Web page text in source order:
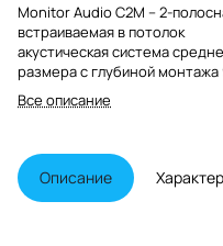
Monitor Audio C2M – 2-
встраиваемая в потолок
акустическая система
размера с глубиной монтажа
мм серии Creator.
Все описание
Описание